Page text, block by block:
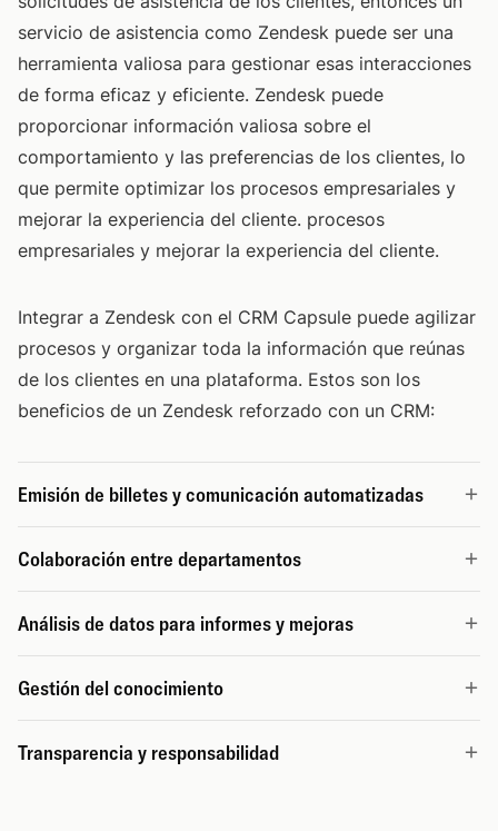
servicio de asistencia como Zendesk puede ser una
herramienta valiosa para gestionar esas interacciones
de forma eficaz y eficiente. Zendesk puede
proporcionar información valiosa sobre el
comportamiento y las preferencias de los clientes, lo
que permite optimizar los procesos empresariales y
mejorar la experiencia del cliente. procesos
empresariales y mejorar la experiencia del cliente.
Integrar a Zendesk con el CRM Capsule puede agilizar
procesos y organizar toda la información que reúnas
de los clientes en una plataforma. Estos son los
beneficios de un Zendesk reforzado con un CRM:
Emisión de billetes y comunicación automatizadas
Colaboración entre departamentos
Análisis de datos para informes y mejoras
Gestión del conocimiento
Transparencia y responsabilidad